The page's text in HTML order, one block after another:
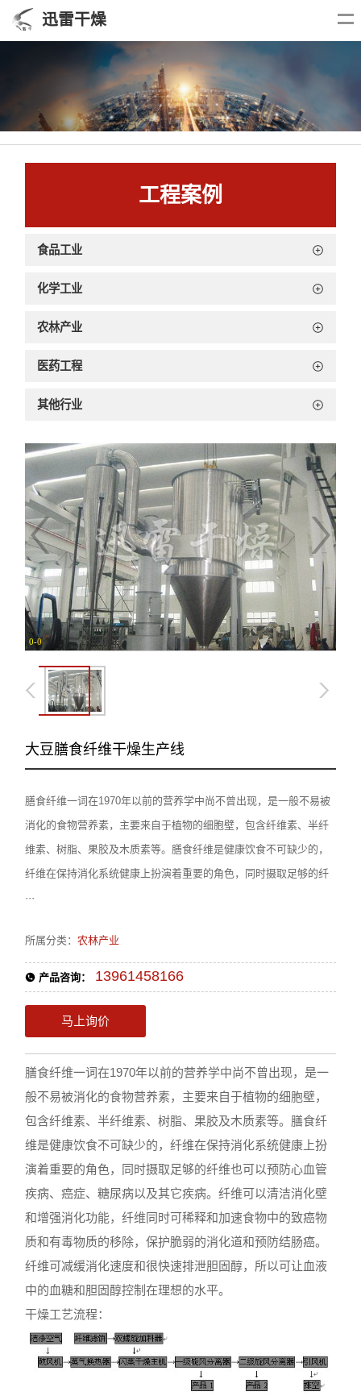
迅雷干燥
工程案例
食品工业
化学工业
农林产业
医药工程
其他行业
0-0
大豆膳食纤维干燥生产线
膳食纤维一词在1970年以前的营养学中尚不曾出现，是一般不易被
消化的食物营养素，主要来自于植物的细胞壁，包含纤维素、半纤
维素、树脂、果胶及木质素等。膳食纤维是健康饮食不可缺少的，
纤维在保持消化系统健康上扮演着重要的角色，同时摄取足够的纤
···
所属分类：农林产业
产品咨询： 13961458166
马上询价
膳食纤维一词在1970年以前的营养学中尚不曾出现，是一
般不易被消化的食物营养素，主要来自于植物的细胞壁，
包含纤维素、半纤维素、树脂、果胶及木质素等。膳食纤
维是健康饮食不可缺少的，纤维在保持消化系统健康上扮
演着重要的角色，同时摄取足够的纤维也可以预防心血管
疾病、癌症、糖尿病以及其它疾病。纤维可以清洁消化壁
和增强消化功能，纤维同时可稀释和加速食物中的致癌物
质和有毒物质的移除，保护脆弱的消化道和预防结肠癌。
纤维可减缓消化速度和很快速排泄胆固醇，所以可让血液
中的血糖和胆固醇控制在理想的水平。
干燥工艺流程：